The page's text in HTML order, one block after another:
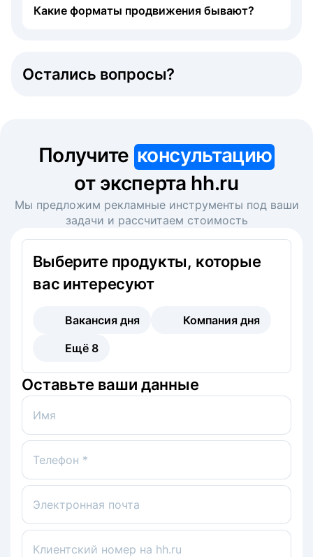
Какие форматы продвижения бывают?
Остались вопросы?
Получите консультацию
от эксперта hh.ru
Мы предложим рекламные инструменты под ваши
задачи и рассчитаем стоимость
Выберите продукты, которые
вас интересуют
Вакансия дня
Компания дня
Ещё 8
Оставьте ваши данные
Имя
Телефон *
Электронная почта
Клиентский номер на hh.ru